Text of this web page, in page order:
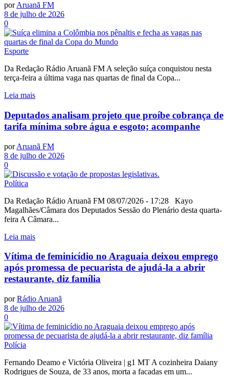
por Aruanã FM
8 de julho de 2026
0
Esporte
Da Redação Rádio Aruanã FM A seleção suíça conquistou nesta
terça-feira a última vaga nas quartas de final da Copa...
Leia mais
Deputados analisam projeto que proíbe cobrança de
tarifa mínima sobre água e esgoto; acompanhe
por Aruanã FM
8 de julho de 2026
0
Política
Da Redação Rádio Aruanã FM 08/07/2026 - 17:28 Kayo
Magalhães/Câmara dos Deputados Sessão do Plenário desta quarta-
feira A Câmara...
Leia mais
Vítima de feminicídio no Araguaia deixou emprego
após promessa de pecuarista de ajudá-la a abrir
restaurante, diz família
por Rádio Aruanã
8 de julho de 2026
0
Polícia
Fernando Deamo e Victória Oliveira | g1 MT A cozinheira Daiany
Rodrigues de Souza, de 33 anos, morta a facadas em um...